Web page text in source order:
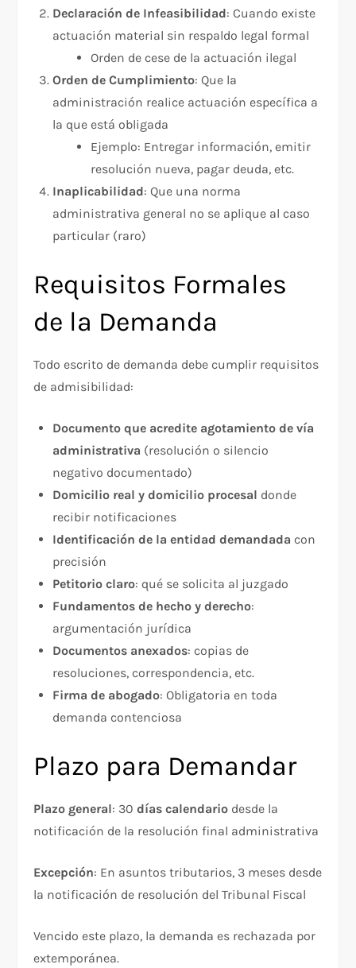
Declaración de Infeasibilidad: Cuando existe
actuación material sin respaldo legal formal
Orden de cese de la actuación ilegal
Orden de Cumplimiento: Que la
administración realice actuación específica a
la que está obligada
Ejemplo: Entregar información, emitir
resolución nueva, pagar deuda, etc.
Inaplicabilidad: Que una norma
administrativa general no se aplique al caso
particular (raro)
Requisitos Formales
de la Demanda
Todo escrito de demanda debe cumplir requisitos
de admisibilidad:​
Documento que acredite agotamiento de vía
administrativa (resolución o silencio
negativo documentado)
Domicilio real y domicilio procesal donde
recibir notificaciones
Identificación de la entidad demandada con
precisión
Petitorio claro: qué se solicita al juzgado
Fundamentos de hecho y derecho:
argumentación jurídica
Documentos anexados: copias de
resoluciones, correspondencia, etc.
Firma de abogado: Obligatoria en toda
demanda contenciosa​
Plazo para Demandar
Plazo general: 30días calendario desde la
notificación de la resolución final administrativa​
Excepción: En asuntos tributarios, 3 meses desde
la notificación de resolución del Tribunal Fiscal​
Vencido este plazo, la demanda es rechazada por
extemporánea.